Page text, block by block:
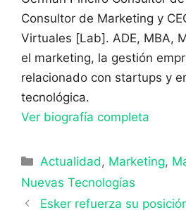
Consultor de Marketing y
Virtuales [Lab]. ADE, MBA,
el marketing, la gestión
relacionado con startups y
tecnológica.
Ver biografía completa
Categorías
Actualidad , Marketing,
Nuevas Tecnologías
Esker refuerza su